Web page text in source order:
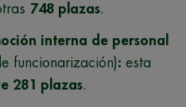
748 plazas.
interna de personal
funcionarización): esta
281 plazas.